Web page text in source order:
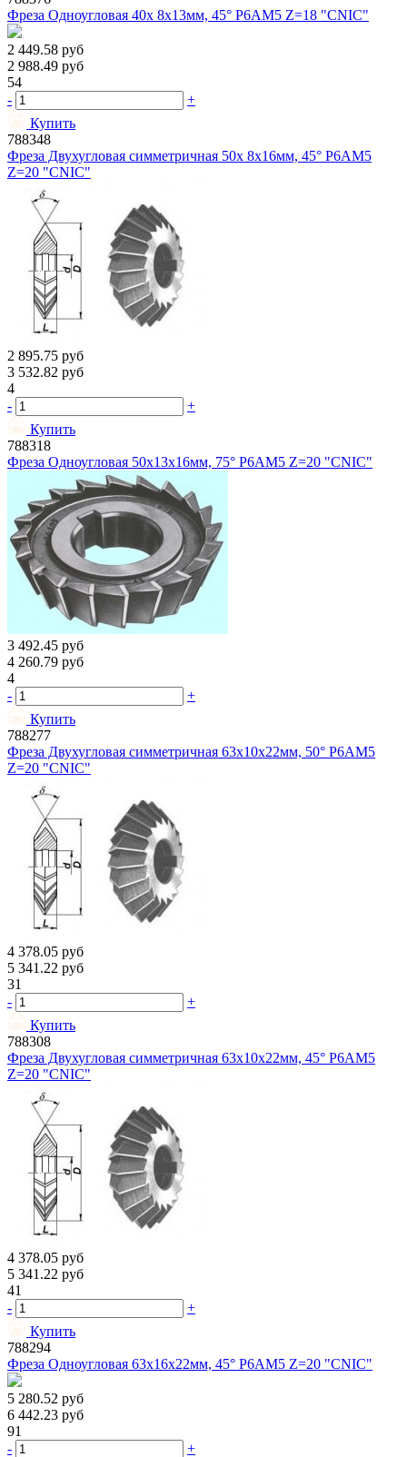
Фреза Одноугловая 40х 8х13мм, 45° Р6АМ5 Z=18 "CNIC"
2 449.58 руб
2 988.49 руб
54
-
+
Купить
788348
Фреза Двухугловая симметричная 50х 8х16мм, 45° Р6АМ5
Z=20 "CNIC"
2 895.75 руб
3 532.82 руб
4
-
+
Купить
788318
Фреза Одноугловая 50х13х16мм, 75° Р6АМ5 Z=20 "CNIC"
3 492.45 руб
4 260.79 руб
4
-
+
Купить
788277
Фреза Двухугловая симметричная 63х10х22мм, 50° Р6АМ5
Z=20 "CNIC"
4 378.05 руб
5 341.22 руб
31
-
+
Купить
788308
Фреза Двухугловая симметричная 63х10х22мм, 45° Р6АМ5
Z=20 "CNIC"
4 378.05 руб
5 341.22 руб
41
-
+
Купить
788294
Фреза Одноугловая 63х16х22мм, 45° Р6АМ5 Z=20 "CNIC"
5 280.52 руб
6 442.23 руб
91
-
+